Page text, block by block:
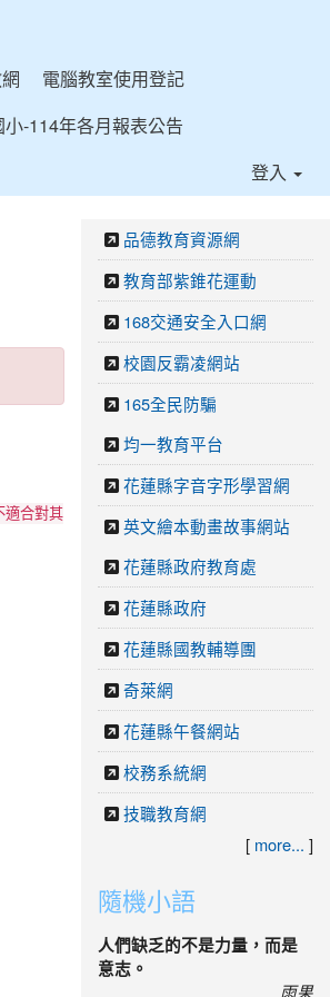
電腦教室使用登記
-114年各月報表公告
登入
適合對其
品德教育資源網
教育部紫錐花運動
168交通安全入口網
校園反霸凌網站
165全民防騙
均一教育平台
花蓮縣字音字形學習網
英文繪本動畫故事網站
花蓮縣政府教育處
花蓮縣政府
花蓮縣國教輔導團
奇萊網
花蓮縣午餐網站
校務系統網
技職教育網
[ more... ]
隨機小語
人們缺乏的不是力量，而是
意志。
雨果